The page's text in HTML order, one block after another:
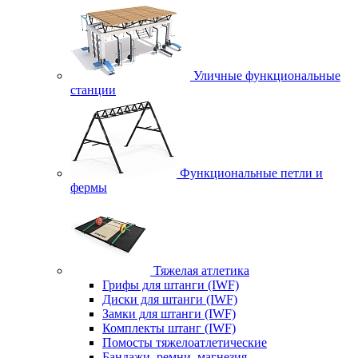
Уличные функциональные
станции
Функциональные петли и
фермы
Тяжелая атлетика
Грифы для штанги (IWF)
Диски для штанги (IWF)
Замки для штанги (IWF)
Комплекты штанг (IWF)
Помосты тяжелоатлетические